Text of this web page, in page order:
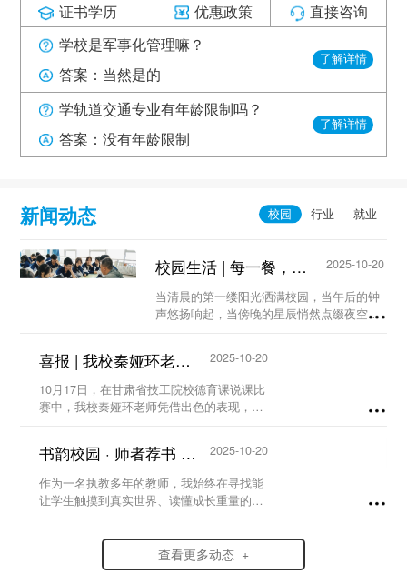
证书学历
优惠政策
直接咨询
学校是军事化管理嘛？
答案：当然是的
了解详情
学轨道交通专业有年龄限制吗？
答案：没有年龄限制
了解详情
新闻动态
校园生活 | 每一餐，我们都用心守护...
2025-10-20
当清晨的第一缕阳光洒满校园，当午后的钟
声悠扬响起，当傍晚的星辰悄然点缀夜空，
肠辘辘的你。...
喜报 | 我校秦娅环老师荣获甘肃省技工院校德育课说课比赛二等奖...
2025-10-20
10月17日，在甘肃省技工院校德育课说课比
赛中，我校秦娅环老师凭借出色的表现，荣
书韵校园 · 师者荐书 | 《山羊不吃天堂草》...
2025-10-20
作为一名执教多年的教师，我始终在寻找能
让学生触摸到真实世界、读懂成长重量的书
我反复推荐给学生的“生命教科书”。它跳出
了传统成长小说的浪漫化叙事，以细腻的笔
查看更多动态 +